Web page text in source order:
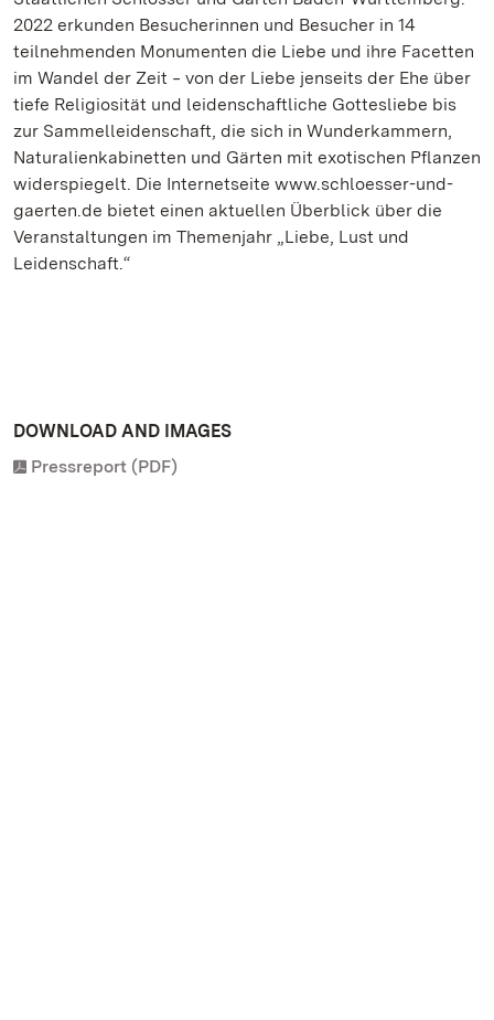
2022 erkunden Besucherinnen und Besucher in 14
teilnehmenden Monumenten die Liebe und ihre Facetten
im Wandel der Zeit ‒ von der Liebe jenseits der Ehe über
tiefe Religiosität und leidenschaftliche Gottesliebe bis
zur Sammelleidenschaft, die sich in Wunderkammern,
Naturalienkabinetten und Gärten mit exotischen Pflanzen
widerspiegelt. Die Internetseite www.schloesser-und-
gaerten.de bietet einen aktuellen Überblick über die
Veranstaltungen im Themenjahr „Liebe, Lust und
Leidenschaft.“
DOWNLOAD AND IMAGES
Pressreport (PDF)